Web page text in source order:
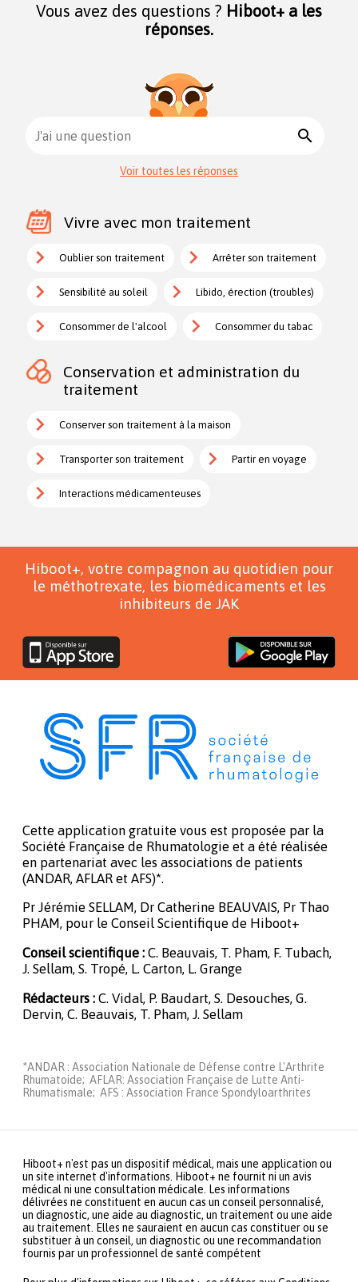
Vous avez des questions ? Hiboot+ a les
réponses.
J'ai une question search
Voir toutes les réponses
Vivre avec mon traitement
Oublier son traitement Arrêter son traitement
Sensibilité au soleil Libido, érection (troubles)
Consommer de l'alcool Consommer du tabac
Conservation et administration du
traitement
Conserver son traitement à la maison
Transporter son traitement Partir en voyage
Interactions médicamenteuses
Hiboot+, votre compagnon au quotidien pour
le méthotrexate, les biomédicaments et les
inhibiteurs de JAK
Cette application gratuite vous est proposée par la
Société Française de Rhumatologie et a été réalisée
en partenariat avec les associations de patients
(ANDAR, AFLAR et AFS)*.
Pr Jérémie SELLAM, Dr Catherine BEAUVAIS, Pr Thao
PHAM, pour le Conseil Scientifique de Hiboot+
Conseil scientifique : C. Beauvais, T. Pham, F. Tubach,
J. Sellam, S. Tropé, L. Carton, L. Grange
Rédacteurs : C. Vidal, P. Baudart, S. Desouches, G.
Dervin, C. Beauvais, T. Pham, J. Sellam
*ANDAR : Association Nationale de Défense contre L'Arthrite
Rhumatoide; AFLAR: Association Française de Lutte Anti-
Rhumatismale; AFS : Association France Spondyloarthrites
Hiboot+ n'est pas un dispositif médical, mais une application ou
un site internet d'informations. Hiboot+ ne fournit ni un avis
médical ni une consultation médicale. Les informations
délivrées ne constituent en aucun cas un conseil personnalisé,
un diagnostic, une aide au diagnostic, un traitement ou une aide
au traitement. Elles ne sauraient en aucun cas constituer ou se
substituer à un conseil, un diagnostic ou une recommandation
fournis par un professionnel de santé compétent